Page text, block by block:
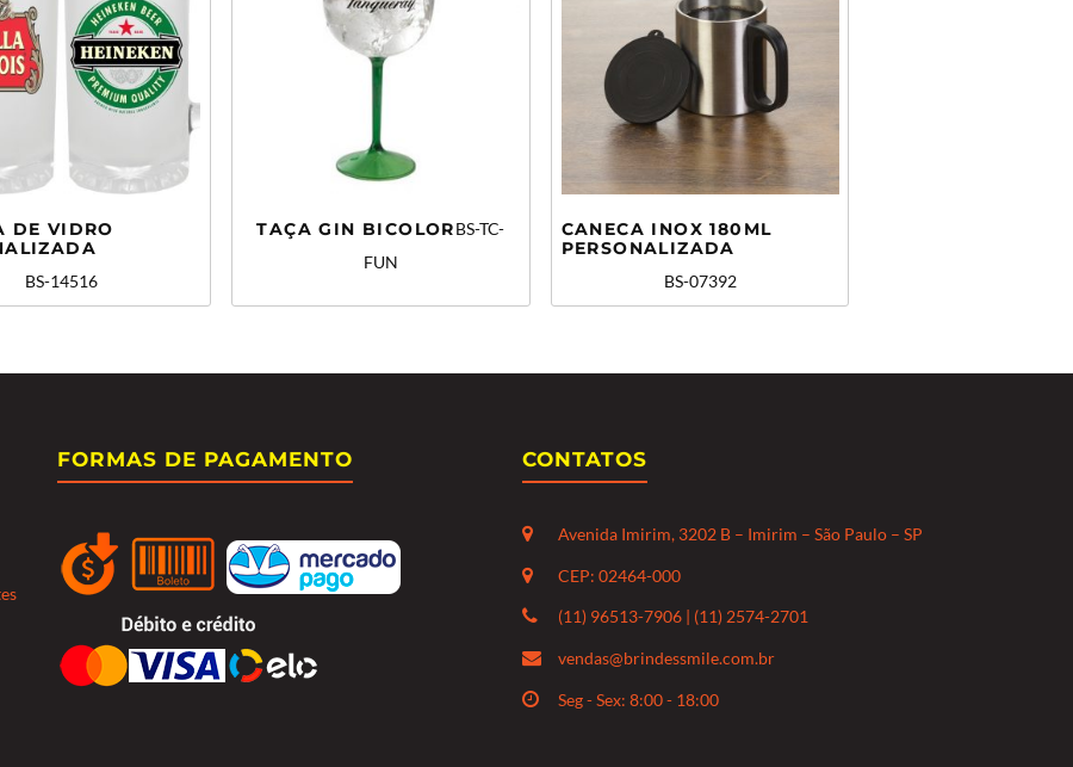
DE VIDRO
BS-14516
TAÇA GIN BICOLORBS-TC-
FUN
CANECA INOX 180ML
PERSONALIZADA
BS-07392
FORMAS DE PAGAMENTO CONTATOS
Avenida Imirim, 3202 B – Imirim – São Paulo – SP
CEP: 02464-000
(11) 96513-7906 | (11) 2574-2701
vendas@brindessmile.com.br
Seg - Sex: 8:00 - 18:00